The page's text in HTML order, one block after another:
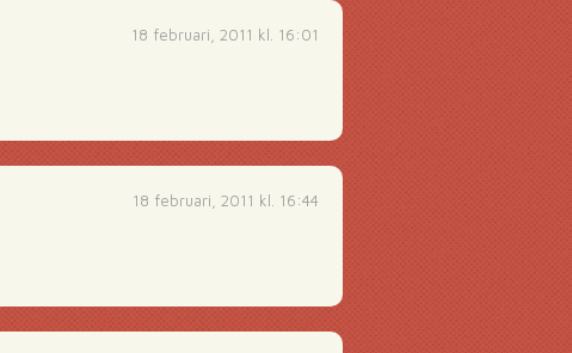
18 februari, 2011 kl. 16:01
18 februari, 2011 kl. 16:44